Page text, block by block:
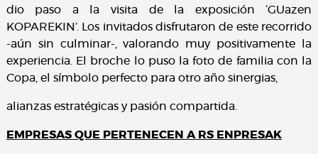
dio paso a la visita de la exposición ‘GUazen
KOPAREKIN’. Los invitados disfrutaron de este recorrido
-aún sin culminar-, valorando muy positivamente la
experiencia. El broche lo puso la foto de familia con la
Copa, el símbolo perfecto para otro año sinergias,
alianzas estratégicas y pasión compartida.
EMPRESAS QUE PERTENECEN A RS ENPRESAK